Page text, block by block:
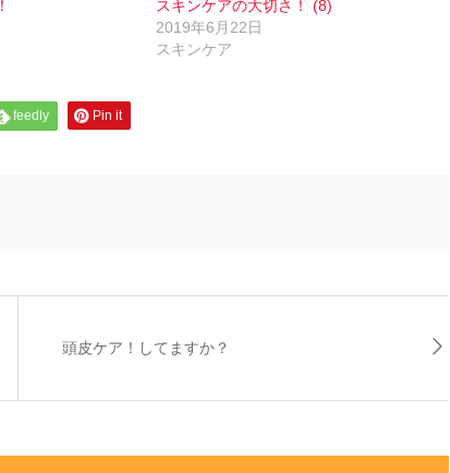
スキンケアの大切さ！ (8)
2019年6月22日
スキンケア
feedly Pin it
頭皮ケア！してますか？